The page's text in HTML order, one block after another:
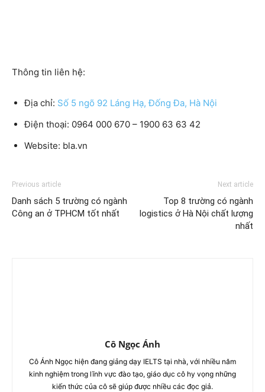
Thông tin liên hệ:
Địa chỉ: Số 5 ngõ 92 Láng Hạ, Đống Đa, Hà Nội
Điện thoại: 0964 000 670 – 1900 63 63 42
Website: bla.vn
Previous article
Danh sách 5 trường có ngành
Công an ở TPHCM tốt nhất
Next article
Top 8 trường có ngành
logistics ở Hà Nội chất lượng
nhất
Cô Ngọc Ánh
Cô Ánh Ngọc hiện đang giảng dạy IELTS tại nhà, với nhiều năm
kinh nghiệm trong lĩnh vực đào tạo, giáo dục cô hy vọng những
kiến thức của cô sẽ giúp được nhiều các đọc giả.